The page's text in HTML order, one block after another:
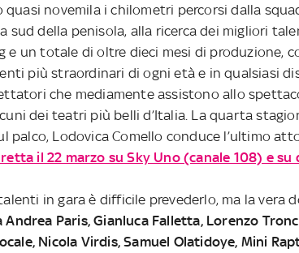
quasi novemila i chilometri percorsi dalla
sud della penisola, alla ricerca dei migliori
e un totale di oltre dieci mesi di produzione,
più straordinari di ogni età e in qualsiasi
che mediamente assistono allo
dei teatri più belli d’Italia. La quarta
palco, Lodovica Comello conduce l’ultimo
il 22 marzo su Sky Uno (canale 108) e
in gara è difficile prevederlo, ma la vera
Paris, Gianluca Falletta, Lorenzo
Nicola Virdis, Samuel Olatidoye, Mini